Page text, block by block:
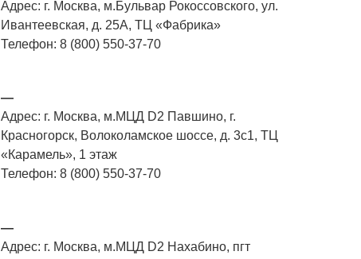
Адрес: г. Москва, м.Бульвар Рокоссовского, ул.
Ивантеевская, д. 25А, ТЦ «Фабрика»
Телефон: 8 (800) 550-37-70
—
Адрес: г. Москва, м.МЦД D2 Павшино, г.
Красногорск, Волоколамское шоссе, д. 3с1, ТЦ
«Карамель», 1 этаж
Телефон: 8 (800) 550-37-70
—
Адрес: г. Москва, м.МЦД D2 Нахабино, пгт